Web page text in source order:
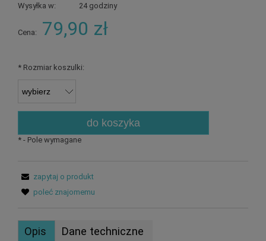
Wysyłka w:
24 godziny
Cena: 79,90 zł
*Rozmiar koszulki:
do koszyka
*- Pole wymagane
zapytaj o produkt
poleć znajomemu
Opis
Dane techniczne